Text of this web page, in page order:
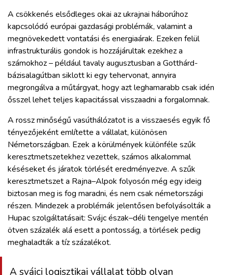
A csökkenés elsődleges okai az ukrajnai háborúhoz
kapcsolódó európai gazdasági problémák, valamint a
megnövekedett vontatási és energiaárak. Ezeken felül
infrastrukturális gondok is hozzájárultak ezekhez a
számokhoz – például tavaly augusztusban a Gotthárd-
bázisalagútban siklott ki egy tehervonat, annyira
megrongálva a műtárgyat, hogy azt leghamarabb csak idén
ősszel lehet teljes kapacitással visszaadni a forgalomnak.
A rossz minőségű vasúthálózatot is a visszaesés egyik fő
tényezőjeként említette a vállalat, különösen
Németországban. Ezek a körülmények különféle szűk
keresztmetszetekhez vezettek, számos alkalommal
késéseket és járatok törlését eredményezve. A szűk
keresztmetszet a Rajna–Alpok folyosón még egy ideig
biztosan meg is fog maradni, és nem csak németországi
részen. Mindezek a problémák jelentősen befolyásolták a
Hupac szolgáltatásait: Svájc észak–déli tengelye mentén
ötven százalék alá esett a pontosság, a törlések pedig
meghaladták a tíz százalékot.
A svájci logisztikai vállalat több olyan